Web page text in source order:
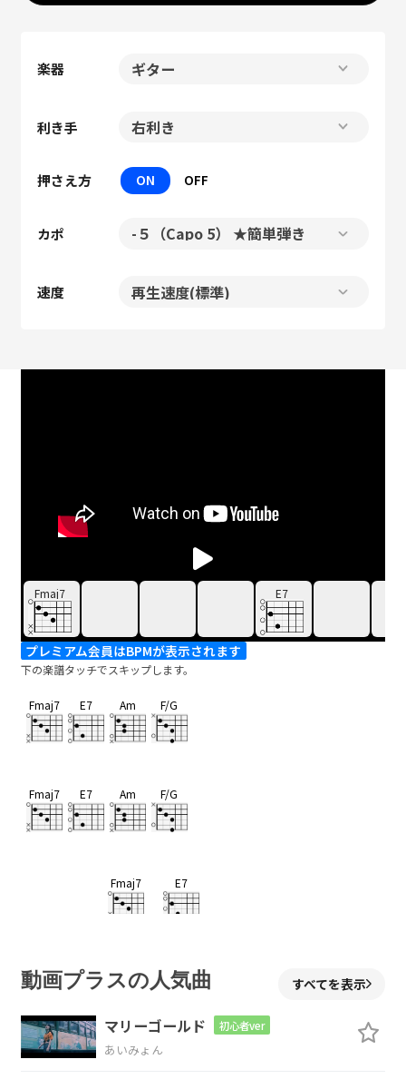
楽器
利き手
押さえ方 ON OFF
カポ
速度
Fmaj7 E7
プレミアム会員はBPMが表示されます
下の楽譜タッチでスキップします。
Fmaj7 E7 Am F/G
Fmaj7 E7 Am F/G
Fmaj7 E7
形だけのモ
Am
ンスターが育っ た
動画プラスの人気曲 すべてを表示
マリーゴールド 初心者ver
あいみょん